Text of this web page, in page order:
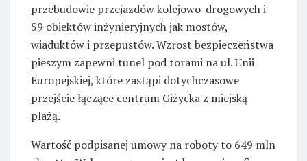
przebudowie przejazdów kolejowo-drogowych i
59 obiektów inżynieryjnych jak mostów,
wiaduktów i przepustów. Wzrost bezpieczeństwa
pieszym zapewni tunel pod torami na ul. Unii
Europejskiej, które zastąpi dotychczasowe
przejście łączące centrum Giżycka z miejską
plażą.
Wartość podpisanej umowy na roboty to 649 mln